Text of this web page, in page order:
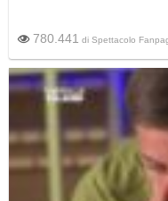
780.441 di Spettacolo